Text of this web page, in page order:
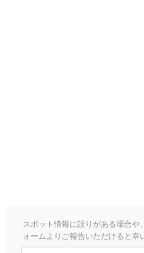
スポット情報に誤りがある場合
ォームよりご報告いただけると幸